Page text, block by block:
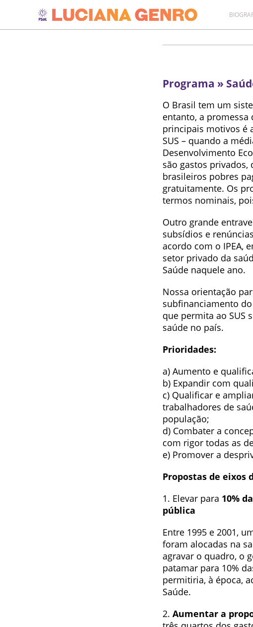
Programa »
O Brasil tem um
entanto, a promessa
principais motivos é
SUS – quando a
Desenvolvimento
são gastos privados,
brasileiros pobres
gratuitamente. Os
termos nominais,
Outro grande
subsídios e
acordo com o IPEA,
setor privado da
Saúde naquele ano.
Nossa orientação
subfinanciamento
que permita ao SUS
saúde no país.
Prioridades:
a) Aumento e
b) Expandir com
c) Qualificar e
trabalhadores de
população;
d) Combater a
com rigor todas as
e) Promover a
Propostas de eixos
1. Elevar para 10%
pública
Entre 1995 e 2001,
foram alocadas na
agravar o quadro, o
patamar para 10%
permitiria, à época,
Saúde.
2. Aumentar a